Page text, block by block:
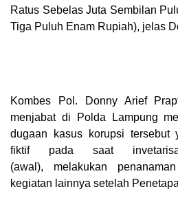
Ratus Sebelas Juta Sembilan
Tiga Puluh Enam Rupiah), jelas
Kombes Pol. Donny Arief
menjabat di Polda Lampung
dugaan kasus korupsi tersebut
fiktif pada saat
(awal), melakukan
kegiatan lainnya setelah